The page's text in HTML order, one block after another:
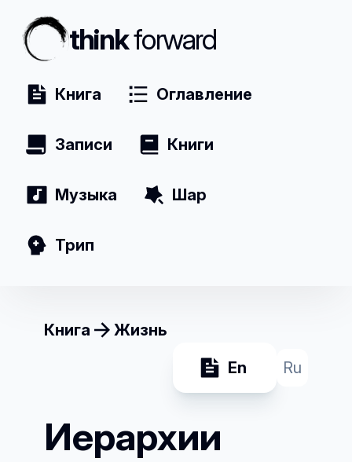
thinkforward
Книга Оглавление
Записи Книги
Музыка Шар
Трип
Книга
Жизнь
En
Ru
Иерархии